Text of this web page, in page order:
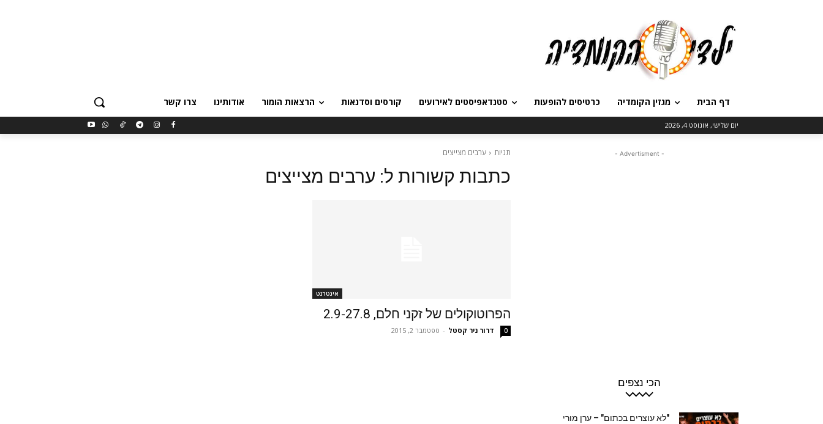
דף הבית מגזין הקומדיה כרטיסים להופעות סטנדאפיסטים לאירועים קורסים וסדנאות הרצאות הומור אודותינו צרו קשר
יום שלישי, אוגוסט 4, 2026
תגיות ערבים מצייצים
כתבות קשורות ל: ערבים מצייצים
אינטרנט
הפרוטוקולים של זקני חלם, 2.9-27.8
דרור ניר קסטל - ספטמבר 2, 2015 0
- Advertisment -
הכי נצפים
"לא עוצרים בכתום" – ערן מורי